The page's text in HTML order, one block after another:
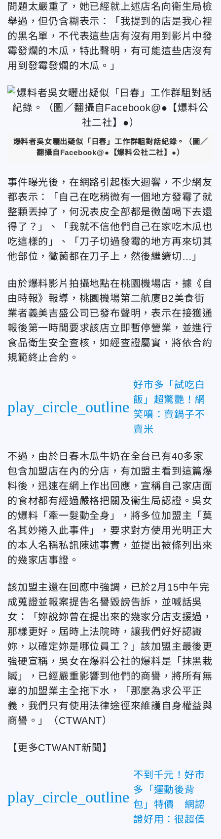
問題太嚴重了，她已經就上述店名向衛生局檢
舉過，但仍含糊表示：「我提到的店是我心裡
的黑名單，不代表這些店有沒有用到影片中發
霉發爛的木瓜，特此聲明，有可能這些店沒有
用到發霉發爛的木瓜。」
爆料者吳女曬出疑似「日春」工作群駔對話紀錄。（圖／
翻攝自Facebook@●【爆料公社二社】●）
事件曝光後，在網路引起極大迴響，不少網友
都表示：「自己在吃稍微有一個地方發霉了就
整顆丟掉了，何況表皮全部都是黴菌喝下去還
得了？」、「我就不信他們自己在家吃木瓜也
吃這樣的」、「刀子切過發霉的地方再來切其
他部位，黴菌都在刀子上，然後繼續切…」
由於爆料影片拍攝地點在桃園機場店，據《自
由時報》報導，桃園機場第二航廈B2美食街
業者義美吉盛公司已發布聲明，表示在接獲通
報後第一時間要求該店立即暫停營業，並進行
食品衛生安全查核，如經查證屬實，將依合約
規範終止合約。
play_circle_outline
好市多「試吃白
飯」超驚艷！網
笑噴：賣鍋子不
賣米
不過，由於日春木瓜牛奶在全台已有40多家
包含加盟店在內的分店，有加盟主看到這篇爆
料後，迅速在網上作出回應，宣稱自己家店面
的食材都有經過嚴格把關及衞生局認證。吳女
的爆料「牽一髮動全身」，將多位加盟主「莫
名其妙捲入此事件」，要求對方使用光明正大
的本人名稱私訊陳述事實，並提出被條列出來
的幾家店事證。
該加盟主還在回應中強調，已於2月15中午完
成蒐證並報案提告名譽毀謗告訴，並喊話吳
女：「妳說妳曾在提出來的幾家分店支援過，
那樣更好。屆時上法院時，讓我們好好認識
妳，以確定妳是哪位員工？」該加盟主最後更
強硬宣稱，吳女在爆料公社的爆料是「抹黑栽
贓」，已經嚴重影響到他們的商譽，將所有無
辜的加盟業主全拖下水，「那麼為求公平正
義，我們只有使用法律途徑來維護自身權益與
商譽。」
（CTWANT）
【更多CTWANT新聞】
play_circle_outline
不到千元！好市
多「運動後背
包」特價 網認
證好用：很超值